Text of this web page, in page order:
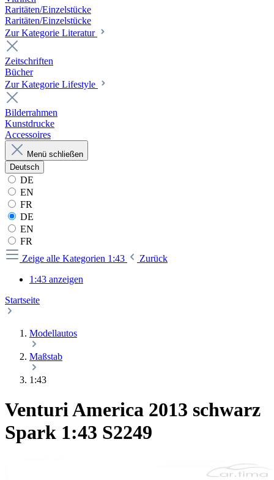
Raritäten/Einzelstücke
Raritäten/Einzelstücke
Zur Kategorie Literatur
Zeitschriften
Bücher
Zur Kategorie Lifestyle
Bilderrahmen
Kunstdrucke
Accessoires
Menü schließen
Deutsch
DE
EN
FR
DE
EN
FR
Zeige alle Kategorien 1:43
Zurück
1:43 anzeigen
Startseite
Modellautos
Maßstab
1:43
Venturi America 2013 schwarz
Spark 1:43 S2249